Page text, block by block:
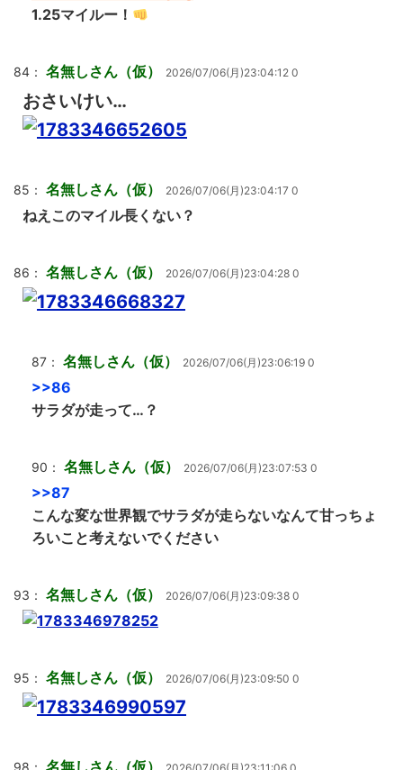
1.25マイルー！
84： 名無しさん（仮） 2026/07/06(月)23:04:12 0
おさいけい…
85： 名無しさん（仮） 2026/07/06(月)23:04:17 0
ねえこのマイル長くない？
86： 名無しさん（仮） 2026/07/06(月)23:04:28 0
87： 名無しさん（仮） 2026/07/06(月)23:06:19 0
>>86
サラダが走って…？
90： 名無しさん（仮） 2026/07/06(月)23:07:53 0
>>87
こんな変な世界観でサラダが走らないなんて甘っちょ
ろいこと考えないでください
93： 名無しさん（仮） 2026/07/06(月)23:09:38 0
95： 名無しさん（仮） 2026/07/06(月)23:09:50 0
98： 名無しさん（仮）